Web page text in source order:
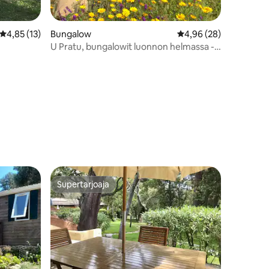
Keskimääräinen arvio 4,85/5, 13 arvostelua
4,85 (13)
Bungalow Keskimääräinen
4,96 (28)
U Pratu, bungalowit luonnon helmassa -
Supertarjoaja
Supertarjoaja